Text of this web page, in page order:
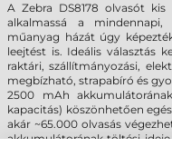
AZebra DS8178 olvasót kis
alkalmassá a mindennapi,
műanyag házát úgy
leejtést is. Ideális választás
raktári, szállítmányozási,
megbízható, strapabíró és
2500 mAh
kapacitás) köszönhetően
akár ~65.000 olvasás
akkumulátorának töltési